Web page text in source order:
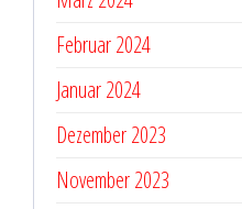
Februar 2024
Januar 2024
Dezember 2023
November 2023